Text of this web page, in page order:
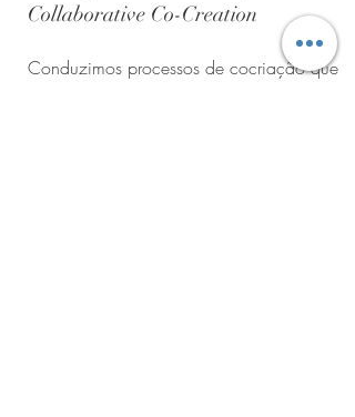
Collaborative Co-Creation
Conduzimos processos de cocriação que